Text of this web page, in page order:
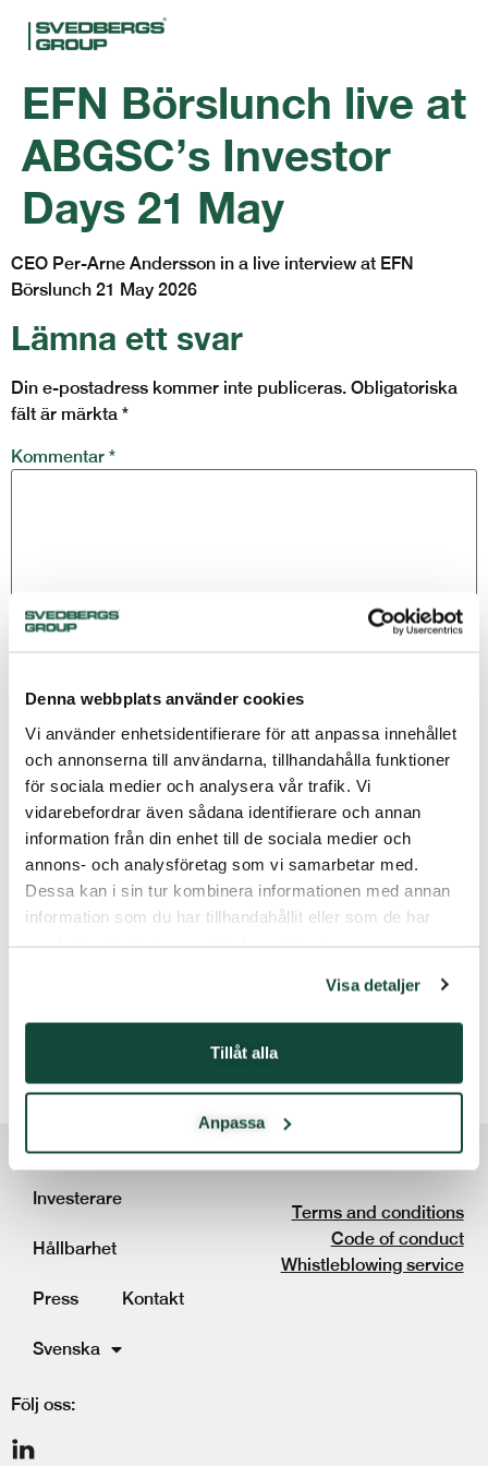
Denna webbplats använder cookies
Vi använder enhetsidentifierare för att anpassa innehållet
och annonserna till användarna, tillhandahålla funktioner
för sociala medier och analysera vår trafik. Vi
vidarebefordrar även sådana identifierare och annan
information från din enhet till de sociala medier och
annons- och analysföretag som vi samarbetar med.
Dessa kan i sin tur kombinera informationen med annan
information som du har tillhandahållit eller som de har
samlat in när du har använt deras tjänster.
Visa detaljer
Tillåt alla
Anpassa
EFN Börslunch live at
ABGSC’s Investor
Days 21 May
CEO Per-Arne Andersson in a live interview at EFN
Börslunch 21 May 2026
Lämna ett svar
Din e-postadress kommer inte publiceras. Obligatoriska
fält är märkta *
Kommentar *
Namn*
E-postadress*
Webbplats
Spara mitt namn, min e-postadress och webbplats i denna
Om oss
Investerare
Hållbarhet
Press Kontakt
Svenska
Följ oss:
Terms and conditions
Code of conduct
Whistleblowing service